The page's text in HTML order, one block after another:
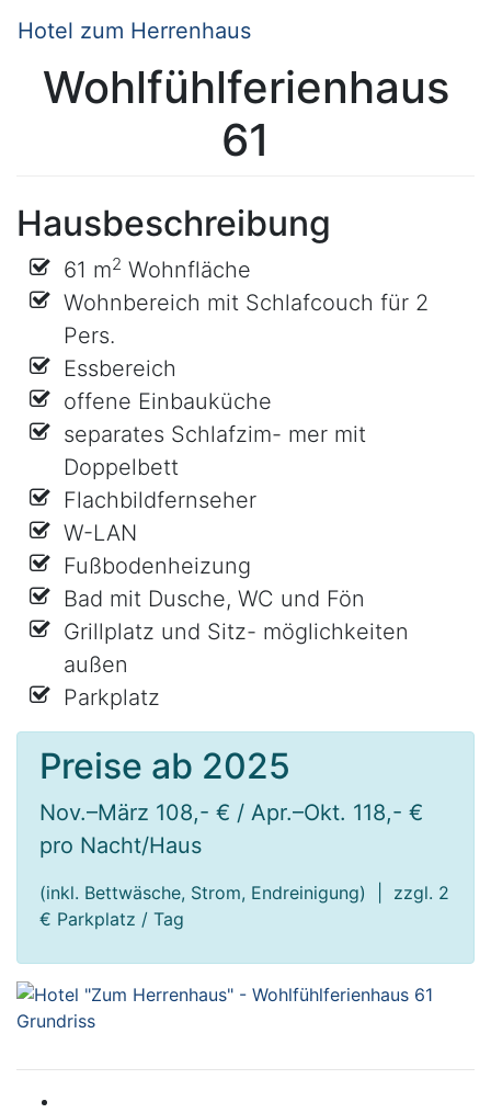
Hotel zum Herrenhaus
Wohlfühlferienhaus
61
Hausbeschreibung
61 m2 Wohnfläche
Wohnbereich mit Schlafcouch für 2
Pers.
Essbereich
offene Einbauküche
separates Schlafzim- mer mit
Doppelbett
Flachbildfernseher
W-LAN
Fußbodenheizung
Bad mit Dusche, WC und Fön
Grillplatz und Sitz- möglichkeiten
außen
Parkplatz
Preise ab 2025
Nov.–März 108,- € / Apr.–Okt. 118,- €
pro Nacht/Haus
(inkl. Bettwäsche, Strom, Endreinigung) | zzgl. 2
€ Parkplatz / Tag